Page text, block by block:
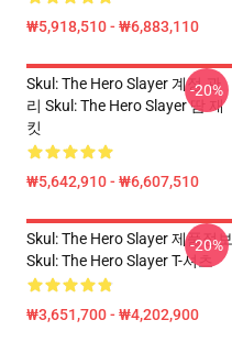
₩5,918,510 - ₩6,883,110
Skul: The Hero Slayer 계정 관
리 Skul: The Hero Slayer 땀 재
킷
₩5,642,910 - ₩6,607,510
-20%
Skul: The Hero Slayer 제품정보
Skul: The Hero Slayer T-셔츠
₩3,651,700 - ₩4,202,900
-20%